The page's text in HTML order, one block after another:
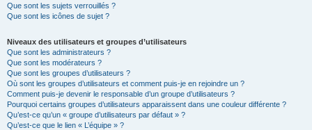
Que sont les sujets verrouillés ?
Que sont les icônes de sujet ?
Niveaux des utilisateurs et groupes d’utilisateurs
Que sont les administrateurs ?
Que sont les modérateurs ?
Que sont les groupes d’utilisateurs ?
Où sont les groupes d’utilisateurs et comment puis-je en rejoindre un ?
Comment puis-je devenir le responsable d’un groupe d’utilisateurs ?
Pourquoi certains groupes d’utilisateurs apparaissent dans une couleur différente ?
Qu’est-ce qu’un « groupe d’utilisateurs par défaut » ?
Qu’est-ce que le lien « L’équipe » ?